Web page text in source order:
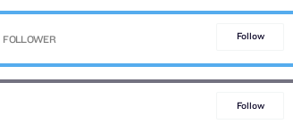
Follow
Follow